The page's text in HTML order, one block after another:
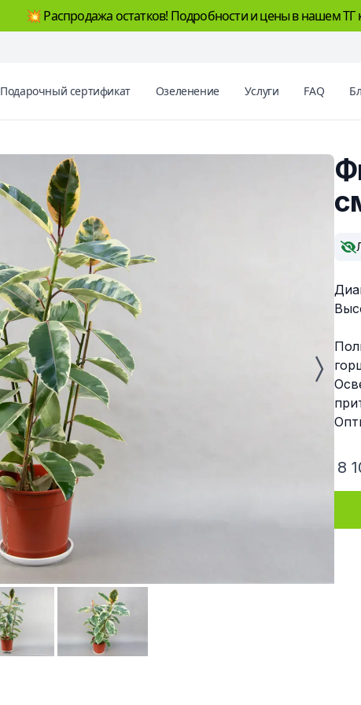
💥 Распродажа остатков! Подробности и цены в нашем ТГ
Подарочный сертификат Озеленение Услуги FAQ
8